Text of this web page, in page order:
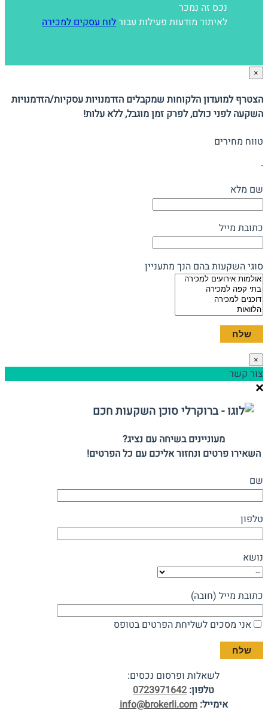
נכס זה נמכר
לאיתור מודעות פעילות עבורלוח עסקים למכירה
×
הצטרף למועדון הלקוחות שמקבלים הזדמנויות עסקיות/הזדמנויות
השקעה לפני כולם, לפרק זמן מוגבל, ללא עלות!
טווח מחירים
-
שם מלא
כתובת מייל
סוגי השקעות בהם הנך מתעניין
×
צור קשר
מעוניינים בשיחה עם נציג?
השאירו פרטים ונחזור אליכם עם כל הפרטים!
שם
טלפון
נושא
כתובת מייל (חובה)
אני מסכים לשליחת הפרטים בטופס
לשאלות ופרסום נכסים:
טלפון: 0723971642
אימייל:info@brokerli.com